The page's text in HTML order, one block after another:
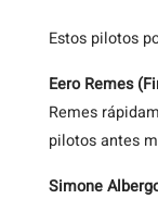
Estos pilotos
Eero Remes
Remes
pilotos antes
Simone